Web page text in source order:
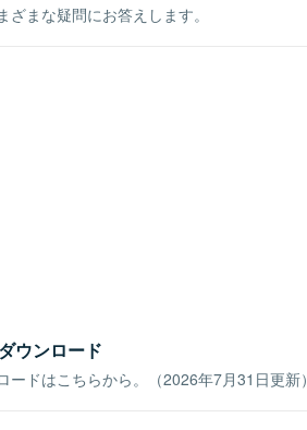
まな疑問にお答えします。
ウンロード
ードはこちらから。（2026年7月31日更新）